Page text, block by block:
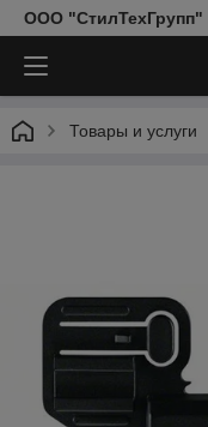
ООО "СтилТехГрупп"
Товары и услуги